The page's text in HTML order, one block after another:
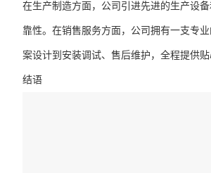
在生产制造方面，公司引进先进的生产设
靠性。在销售服务方面，公司拥有一支专
案设计到安装调试、售后维护，全程提供贴
结语